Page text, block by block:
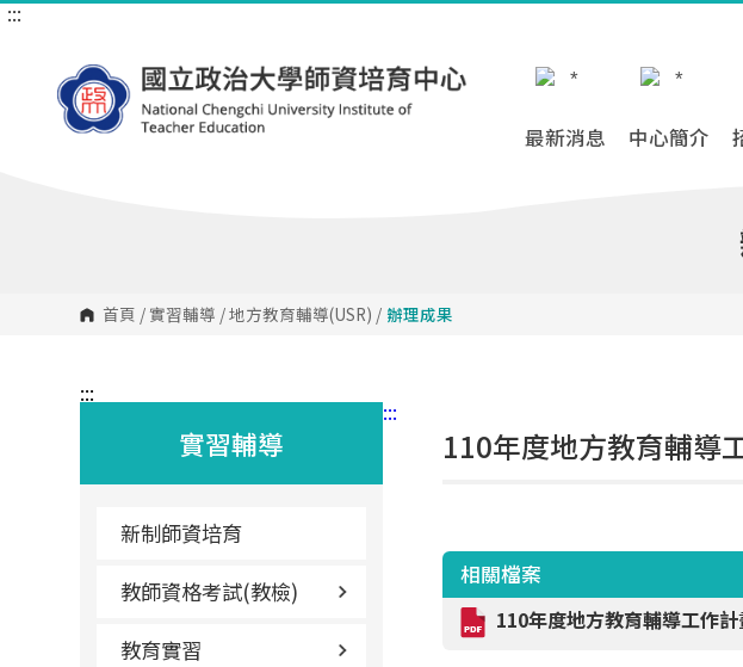
跳
:::
最新消息 中心簡介
首頁 /實習輔導 /地方教育輔導(USR) / 辦理成果
:::
實習輔導
新制師資培育
教師資格考試(教檢)
教育實習
:::
110年度地方教育輔導
相關檔案
110年度地方教育輔導工作